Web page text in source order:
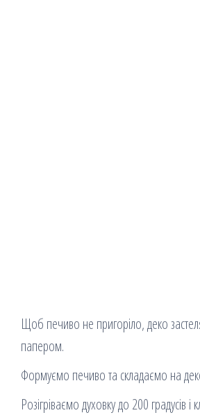
Щоб печиво не пригоріло, деко
папером.
Формуємо печиво та складаємо на
Розігріваємо духовку до 200 градусів